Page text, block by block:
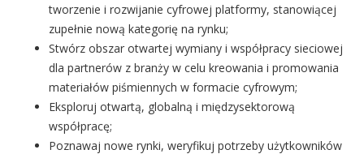
tworzenie i rozwijanie cyfrowej platformy, stanowiącej
zupełnie nową kategorię na rynku;
Stwórz obszar otwartej wymiany i współpracy sieciowej
dla partnerów z branży w celu kreowania i promowania
materiałów piśmiennych w formacie cyfrowym;
Eksploruj otwartą, globalną i międzysektorową
współpracę;
Poznawaj nowe rynki, weryfikuj potrzeby użytkowników